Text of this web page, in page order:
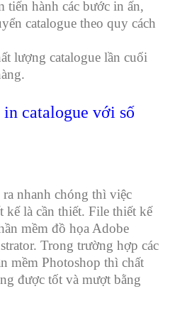
tiến hành các bước in ấn,
catalogue theo quy cách
lượng catalogue lần cuối
catalogue với số
nhanh chóng thì việc
kế là cần thiết. File thiết kế
mềm đồ họa Adobe
Trong trường hợp các
mềm Photoshop thì chất
được tốt và mượt bằng